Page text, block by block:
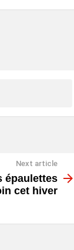
Next article
épaulettes
cet hiver